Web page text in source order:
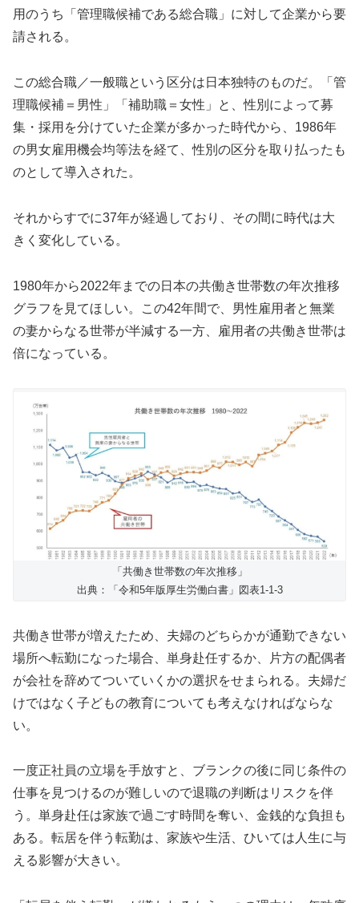
用のうち「管理職候補である総合職」に対して企業から要
請される。
この総合職／一般職という区分は日本独特のものだ。「管
理職候補＝男性」「補助職＝女性」と、性別によって募
集・採用を分けていた企業が多かった時代から、1986年
の男女雇用機会均等法を経て、性別の区分を取り払ったも
のとして導入された。
それからすでに37年が経過しており、その間に時代は大
きく変化している。
1980年から2022年までの日本の共働き世帯数の年次推移
グラフを見てほしい。この42年間で、男性雇用者と無業
の妻からなる世帯が半減する一方、雇用者の共働き世帯は
倍になっている。
「共働き世帯数の年次推移」
出典：「令和5年版厚生労働白書」図表1-1-3
共働き世帯が増えたため、夫婦のどちらかが通勤できない
場所へ転勤になった場合、単身赴任するか、片方の配偶者
が会社を辞めてついていくかの選択をせまられる。夫婦だ
けではなく子どもの教育についても考えなければならな
い。
一度正社員の立場を手放すと、ブランクの後に同じ条件の
仕事を見つけるのが難しいので退職の判断はリスクを伴
う。単身赴任は家族で過ごす時間を奪い、金銭的な負担も
ある。転居を伴う転勤は、家族や生活、ひいては人生に与
える影響が大きい。